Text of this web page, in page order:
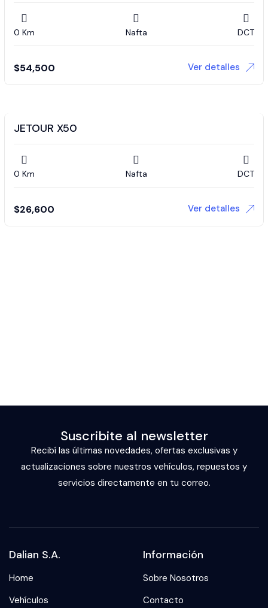
0 Km Nafta DCT
$54,500 Ver detalles
JETOUR X50
0 Km Nafta DCT
$26,600 Ver detalles
Suscribite al newsletter
Recibí las últimas novedades, ofertas exclusivas y
actualizaciones sobre nuestros vehículos, repuestos y
servicios directamente en tu correo.
Dalian S.A.
Home
Vehículos
Información
Sobre Nosotros
Contacto